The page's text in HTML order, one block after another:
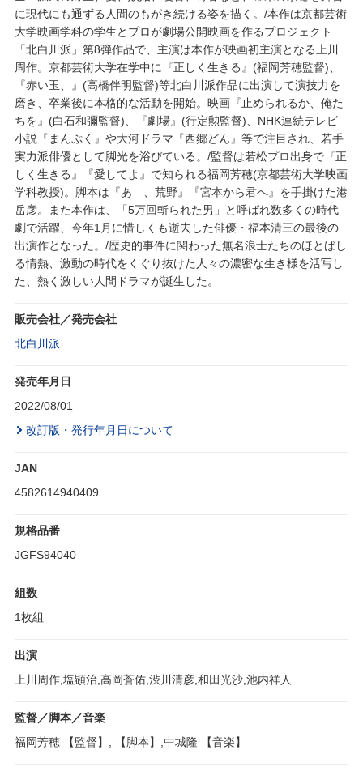
に現代にも通ずる人間のもがき続ける姿を描く。/本作は京都芸術
大学映画学科の学生とプロが劇場公開映画を作るプロジェクト
「北白川派」第8弾作品で、主演は本作が映画初主演となる上川
周作。京都芸術大学在学中に『正しく生きる』(福岡芳穂監督)、
『赤い玉、』(高橋伴明監督)等北白川派作品に出演して演技力を
磨き、卒業後に本格的な活動を開始。映画『止められるか、俺た
ちを』(白石和彌監督)、『劇場』(行定勲監督)、NHK連続テレビ
小説『まんぷく』や大河ドラマ『西郷どん』等で注目され、若手
実力派俳優として脚光を浴びている。/監督は若松プロ出身で『正
しく生きる』『愛してよ』で知られる福岡芳穂(京都芸術大学映画
学科教授)。脚本は『あゝ、荒野』『宮本から君へ』を手掛けた港
岳彦。また本作は、「5万回斬られた男」と呼ばれ数多くの時代
劇で活躍、今年1月に惜しくも逝去した俳優・福本清三の最後の
出演作となった。/歴史的事件に関わった無名浪士たちのほとばし
る情熱、激動の時代をくぐり抜けた人々の濃密な生き様を活写し
た、熱く激しい人間ドラマが誕生した。
販売会社／発売会社
北白川派
発売年月日
2022/08/01
改訂版・発行年月日について
JAN
4582614940409
規格品番
JGFS94040
組数
1枚組
出演
上川周作,塩顕治,高岡蒼佑,渋川清彦,和田光沙,池内祥人
監督／脚本／音楽
福岡芳穂 【監督】, 【脚本】,中城隆 【音楽】